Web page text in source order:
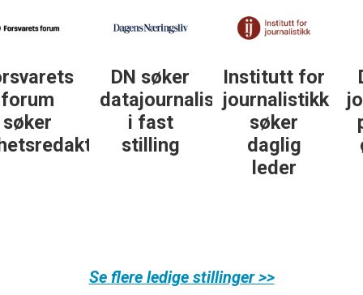
DN søker
datajournalist
i fast
stilling
Institutt for
journalistikk
søker
daglig
DN søker
journalist
personlig
økonomi
Se flere ledige stillinger >>